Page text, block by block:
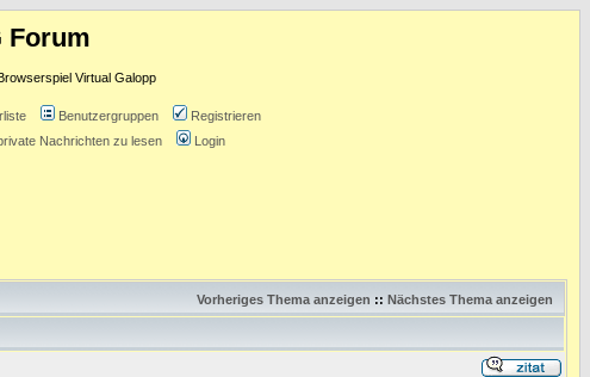
Forum
Virtual Galopp
Benutzergruppen
Registrieren
Nachrichten zu lesen Login
Vorheriges Thema anzeigen :: Nächstes Thema anzeigen